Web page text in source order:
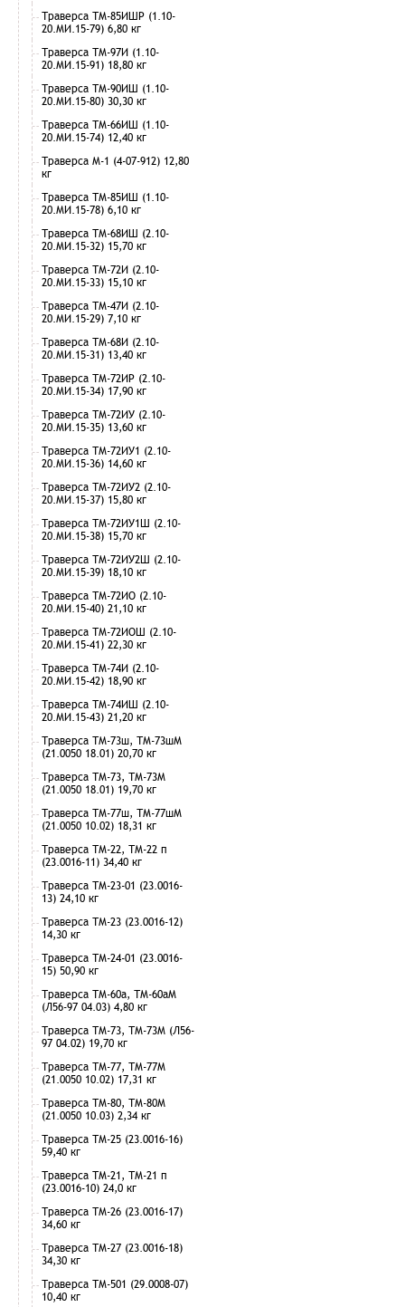
Траверса ТМ-85ИШР (1.10-
20.МИ.15-79) 6,80 кг
Траверса ТМ-97И (1.10-
20.МИ.15-91) 18,80 кг
Траверса ТМ-90ИШ (1.10-
20.МИ.15-80) 30,30 кг
Траверса ТМ-66ИШ (1.10-
20.МИ.15-74) 12,40 кг
Траверса М-1 (4-07-912) 12,80
кг
Траверса ТМ-85ИШ (1.10-
20.МИ.15-78) 6,10 кг
Траверса ТМ-68ИШ (2.10-
20.МИ.15-32) 15,70 кг
Траверса ТМ-72И (2.10-
20.МИ.15-33) 15,10 кг
Траверса ТМ-47И (2.10-
20.МИ.15-29) 7,10 кг
Траверса ТМ-68И (2.10-
20.МИ.15-31) 13,40 кг
Траверса ТМ-72ИР (2.10-
20.МИ.15-34) 17,90 кг
Траверса ТМ-72ИУ (2.10-
20.МИ.15-35) 13,60 кг
Траверса ТМ-72ИУ1 (2.10-
20.МИ.15-36) 14,60 кг
Траверса ТМ-72ИУ2 (2.10-
20.МИ.15-37) 15,80 кг
Траверса ТМ-72ИУ1Ш (2.10-
20.МИ.15-38) 15,70 кг
Траверса ТМ-72ИУ2Ш (2.10-
20.МИ.15-39) 18,10 кг
Траверса ТМ-72ИО (2.10-
20.МИ.15-40) 21,10 кг
Траверса ТМ-72ИОШ (2.10-
20.МИ.15-41) 22,30 кг
Траверса ТМ-74И (2.10-
20.МИ.15-42) 18,90 кг
Траверса ТМ-74ИШ (2.10-
20.МИ.15-43) 21,20 кг
Траверса ТМ-73ш, ТМ-73шМ
(21.0050 18.01) 20,70 кг
Траверса ТМ-73, ТМ-73М
(21.0050 18.01) 19,70 кг
Траверса ТМ-77ш, ТМ-77шМ
(21.0050 10.02) 18,31 кг
Траверса ТМ-22, ТМ-22 п
(23.0016-11) 34,40 кг
Траверса ТМ-23-01 (23.0016-
13) 24,10 кг
Траверса ТМ-23 (23.0016-12)
14,30 кг
Траверса ТМ-24-01 (23.0016-
15) 50,90 кг
Траверса ТМ-60а, ТМ-60аМ
(Л56-97 04.03) 4,80 кг
Траверса ТМ-73, ТМ-73М (Л56-
97 04.02) 19,70 кг
Траверса ТМ-77, ТМ-77М
(21.0050 10.02) 17,31 кг
Траверса ТМ-80, ТМ-80М
(21.0050 10.03) 2,34 кг
Траверса ТМ-25 (23.0016-16)
59,40 кг
Траверса ТМ-21, ТМ-21 п
(23.0016-10) 24,0 кг
Траверса ТМ-26 (23.0016-17)
34,60 кг
Траверса ТМ-27 (23.0016-18)
34,30 кг
Траверса ТМ-501 (29.0008-07)
10,40 кг